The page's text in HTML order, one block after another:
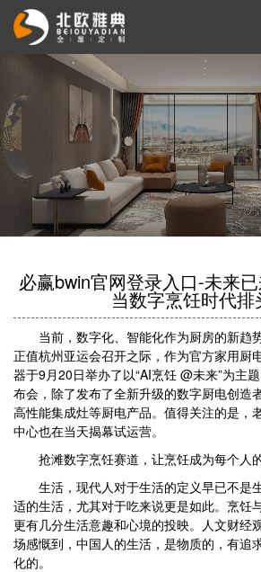
必赢bwin官网登录入口-未来
当数字烹饪时代排
当前，数字化、智能化作为厨房的新趋
正值杭州亚运会召开之际，作为官方家用厨
器于9月20日举办了以“AI烹饪 @未来”为主
布会，除了发布了全新升级的数字厨电创造
高性能集成灶等厨电产品。值得关注的是，
中心也在当天揭幕试运营。
抢滩数字烹饪赛道，让烹饪成为每个人
生活，现代人对于生活的定义早已不是
适的生活，尤其对于吃来说更是如此。烹饪
更有几分生活意趣和心境的投映。人文财经
场感慨到，中国人的生活，是物质的，有追
化的。